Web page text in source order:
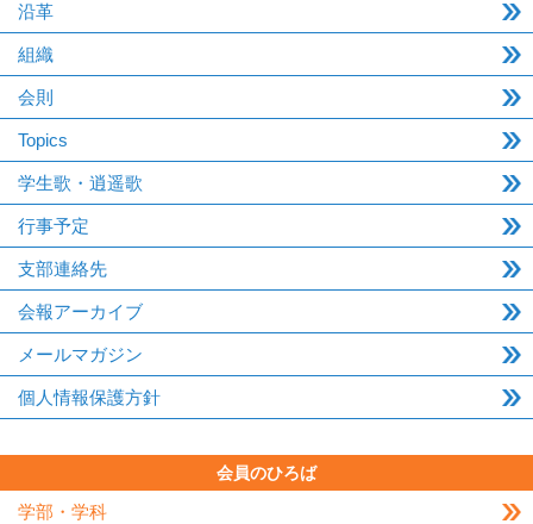
沿革
組織
会則
Topics
学生歌・逍遥歌
行事予定
支部連絡先
会報アーカイブ
メールマガジン
個人情報保護方針
会員のひろば
学部・学科